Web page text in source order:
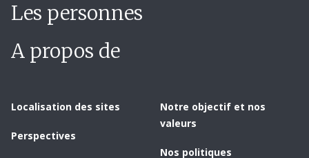
Les personnes
A propos de
Localisation des sites
Perspectives
Notre objectif et nos
valeurs
Nos politiques